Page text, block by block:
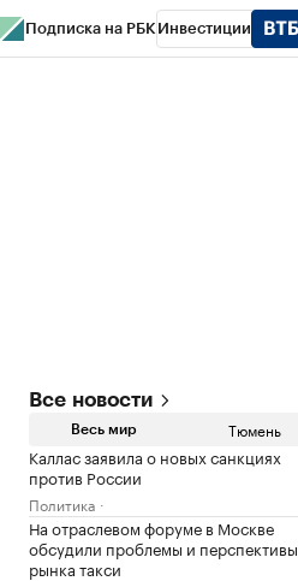
Подписка на РБК Инвестиции
Все новости
Весь мир Тюмень
Каллас заявила о новых санкциях
против России
Политика
На отраслевом форуме в Москве
обсудили проблемы и перспективы
рынка такси